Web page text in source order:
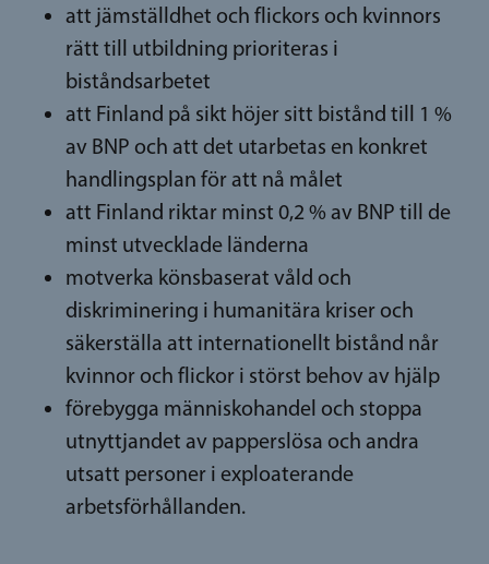
att jämställdhet och flickors och kvinnors
rätt till utbildning prioriteras i
biståndsarbetet
att Finland på sikt höjer sitt bistånd till 1 %
av BNP och att det utarbetas en konkret
handlingsplan för att nå målet
att Finland riktar minst 0,2 % av BNP till de
minst utvecklade länderna
motverka könsbaserat våld och
diskriminering i humanitära kriser och
säkerställa att internationellt bistånd når
kvinnor och flickor i störst behov av hjälp
förebygga människohandel och stoppa
utnyttjandet av papperslösa och andra
utsatt personer i exploaterande
arbetsförhållanden.